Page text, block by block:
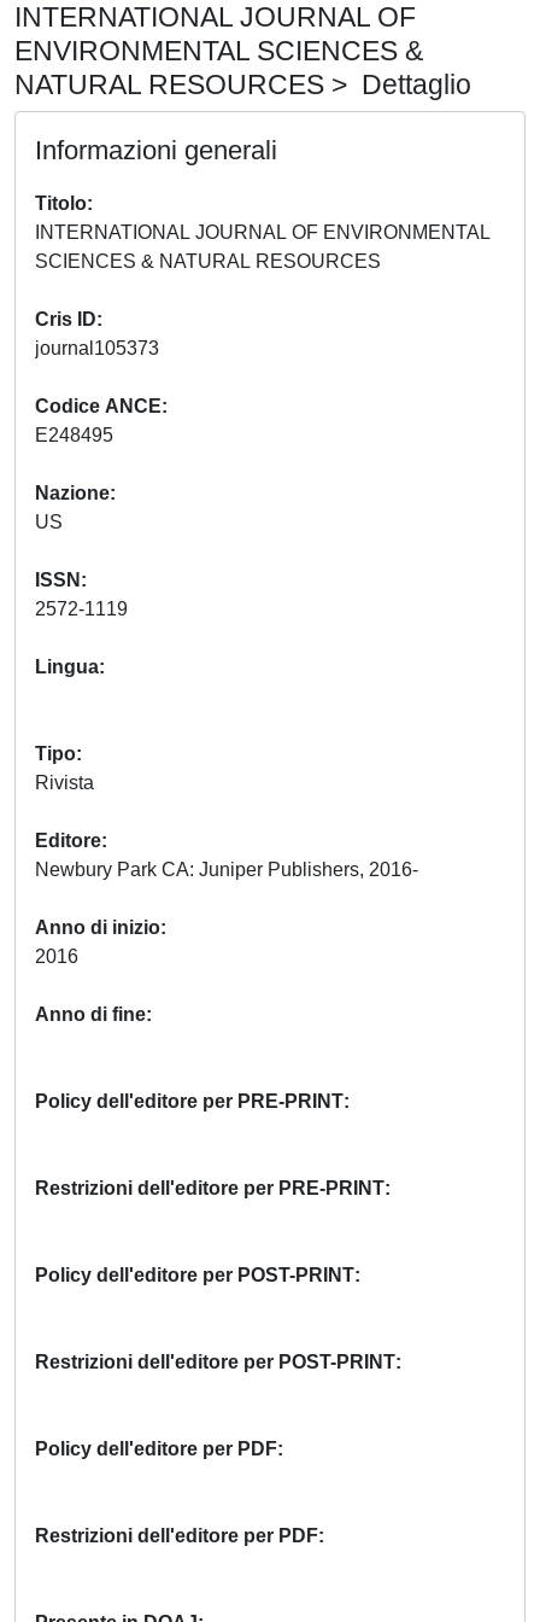
INTERNATIONAL JOURNAL OF
ENVIRONMENTAL SCIENCES &
NATURAL RESOURCES > Dettaglio
Informazioni generali
Titolo
INTERNATIONAL JOURNAL OF ENVIRONMENTAL
Cris ID
Codice ANCE
Nazione
ISSN
Lingua
Tipo
Rivista
Editore
Anno di inizio
Anno di fine
Policy dell'editore per PRE-PRINT
Restrizioni dell'editore per PRE-PRINT
Policy dell'editore per POST-PRINT
Restrizioni dell'editore per POST-PRINT
Policy dell'editore per PDF
Restrizioni dell'editore per PDF